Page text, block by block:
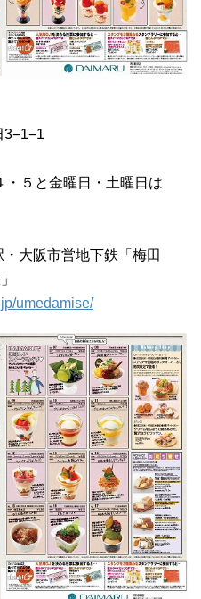
3−1−1
・５と金曜日・土曜日は
大阪市営地下鉄「梅田
umedamise/